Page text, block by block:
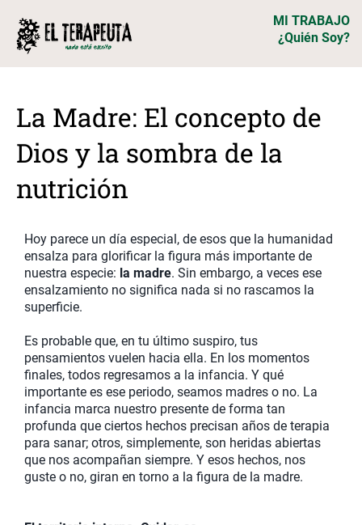
MI TRABAJO
¿Quién Soy?
La Madre: El concepto de
Dios y la sombra de la
nutrición
Hoy parece un día especial, de esos que la humanidad
ensalza para glorificar la figura más importante de
nuestra especie: la madre. Sin embargo, a veces ese
ensalzamiento no significa nada si no rascamos la
superficie.
Es probable que, en tu último suspiro, tus
pensamientos vuelen hacia ella. En los momentos
finales, todos regresamos a la infancia. Y qué
importante es ese periodo, seamos madres o no. La
infancia marca nuestro presente de forma tan
profunda que ciertos hechos precisan años de terapia
para sanar; otros, simplemente, son heridas abiertas
que nos acompañan siempre. Y esos hechos, nos
guste o no, giran en torno a la figura de la madre.